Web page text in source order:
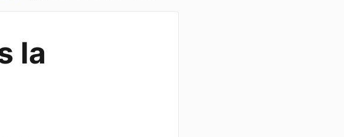
la